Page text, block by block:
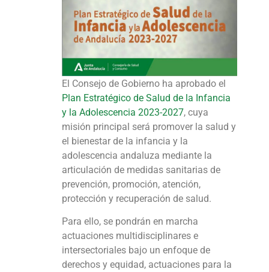
El Consejo de Gobierno ha aprobado el
Plan Estratégico de Salud de la Infancia
y la Adolescencia 2023-2027, cuya
misión principal será promover la salud y
el bienestar de la infancia y la
adolescencia andaluza mediante la
articulación de medidas sanitarias de
prevención, promoción, atención,
protección y recuperación de salud.
Para ello, se pondrán en marcha
actuaciones multidisciplinares e
intersectoriales bajo un enfoque de
derechos y equidad, actuaciones para la